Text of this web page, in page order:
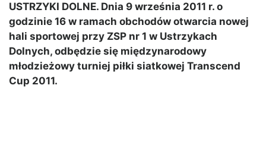
USTRZYKI DOLNE. Dnia 9 września 2011 r. o
godzinie 16 w ramach obchodów otwarcia nowej
hali sportowej przy ZSP nr 1 w Ustrzykach
Dolnych, odbędzie się międzynarodowy
młodzieżowy turniej piłki siatkowej Transcend
Cup 2011.